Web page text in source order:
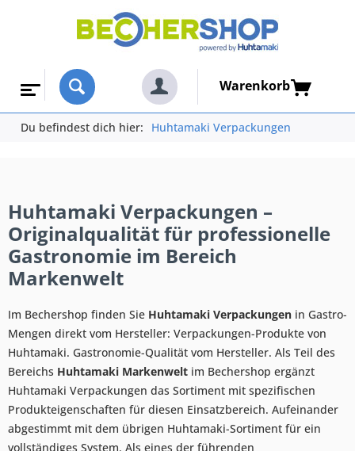
Warenkorb
Du befindest dich hier: Huhtamaki Verpackungen
Huhtamaki Verpackungen –
Originalqualität für professionelle
Gastronomie im Bereich
Markenwelt
Im Bechershop finden Sie Huhtamaki Verpackungen in Gastro-
Mengen direkt vom Hersteller: Verpackungen-Produkte von
Huhtamaki. Gastronomie-Qualität vom Hersteller. Als Teil des
Bereichs Huhtamaki Markenwelt im Bechershop ergänzt
Huhtamaki Verpackungen das Sortiment mit spezifischen
Produkteigenschaften für diesen Einsatzbereich. Aufeinander
abgestimmt mit dem übrigen Huhtamaki-Sortiment für ein
vollständiges System. Als eines der führenden